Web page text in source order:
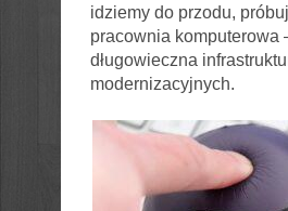
idziemy do przodu,
pracownia komputerowa
długowieczna
modernizacyjnych.